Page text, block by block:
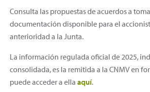
Consulta las propuestas de acuerdos a
documentación disponible para el
anterioridad a la Junta.
La información regulada oficial de 2025,
consolidada, es la remitida a la CNMV en
puede acceder a ella aquí.